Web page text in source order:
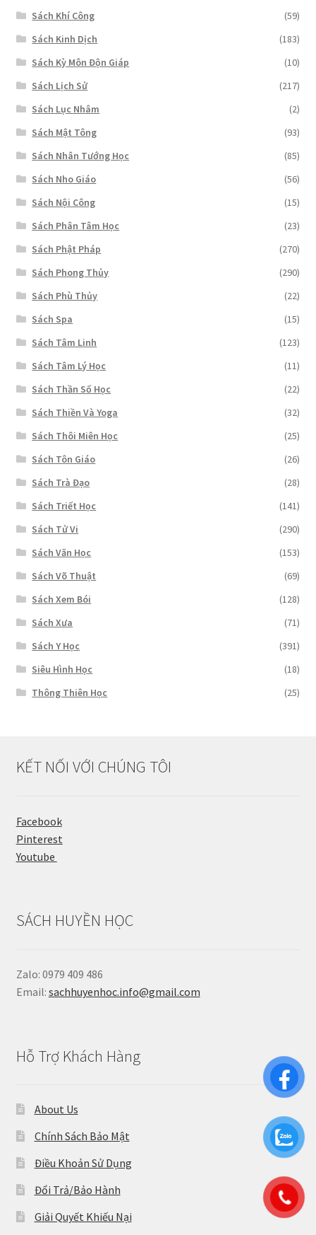
Sách Khí Công
(59)
Sách Kinh Dịch
(183)
Sách Kỳ Môn Độn Giáp
(10)
Sách Lịch Sử
(217)
Sách Lục Nhâm
(2)
Sách Mật Tông
(93)
Sách Nhân Tướng Học
(85)
Sách Nho Giáo
(56)
Sách Nội Công
(15)
Sách Phân Tâm Học
(23)
Sách Phật Pháp
(270)
Sách Phong Thủy
(290)
Sách Phù Thủy
(22)
Sách Spa
(15)
Sách Tâm Linh
(123)
Sách Tâm Lý Học
(11)
Sách Thần Số Học
(22)
Sách Thiền Và Yoga
(32)
Sách Thôi Miên Học
(25)
Sách Tôn Giáo
(26)
Sách Trà Đạo
(28)
Sách Triết Học
(141)
Sách Tử Vi
(290)
Sách Văn Học
(153)
Sách Võ Thuật
(69)
Sách Xem Bói
(128)
Sách Xưa
(71)
Sách Y Học
(391)
Siêu Hình Học
(18)
Thông Thiên Học
(25)
KẾT NỐI VỚI CHÚNG TÔI
Facebook
Pinterest
Youtube
SÁCH HUYỀN HỌC
Zalo: 0979 409 486
Email: sachhuyenhoc.info@gmail.com
Hỗ Trợ Khách Hàng
About Us
Chính Sách Bảo Mật
Điều Khoản Sử Dụng
Đổi Trả/Bảo Hành
Giải Quyết Khiếu Nại